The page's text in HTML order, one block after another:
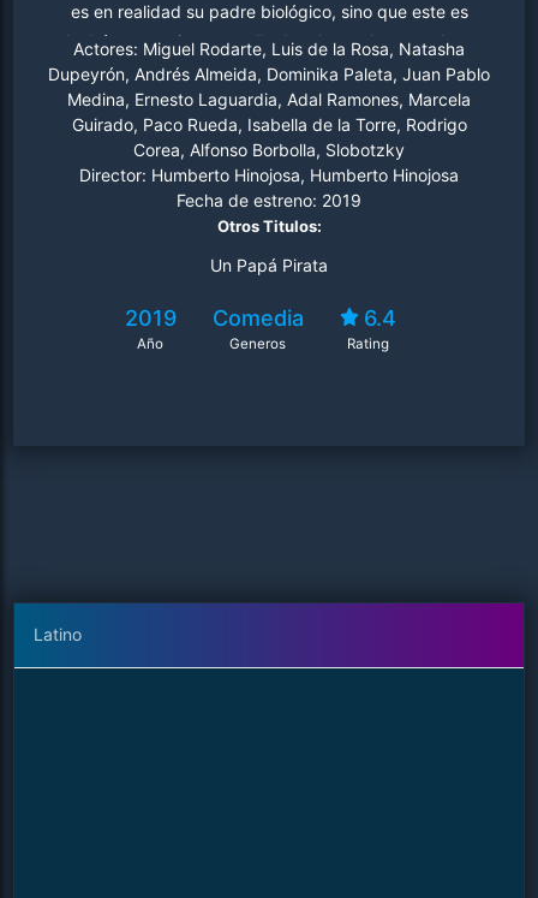
es en realidad su padre biológico, sino que este es
André, una antigua estrella de telenovelas que ahora
vive alcoholizado y se disfraza de peluche gigante para
obtener el exiguo dinero con el que sobrevive.
Actores: Miguel Rodarte, Luis de la Rosa, Natasha
Dupeyrón, Andrés Almeida, Dominika Paleta, Juan Pablo
Medina, Ernesto Laguardia, Adal Ramones, Marcela
Guirado, Paco Rueda, Isabella de la Torre, Rodrigo
Corea, Alfonso Borbolla, Slobotzky
Director: Humberto Hinojosa, Humberto Hinojosa
Fecha de estreno: 2019
Otros Titulos:
Un Papá Pirata
2019
Año
Comedia
Generos
6.4
Rating
Latino